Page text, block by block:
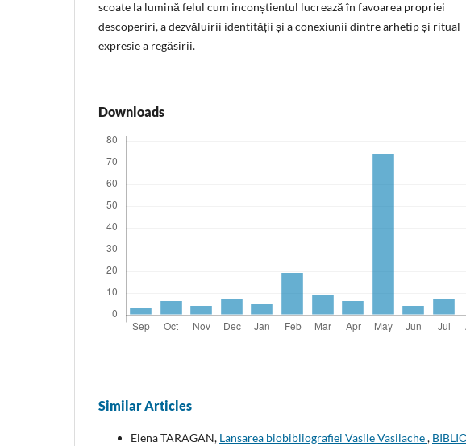
scoate la lumină felul cum inconștientul lucrează în favoarea propriei
descoperiri, a dezvăluirii identității și a conexiunii dintre arhetip și ritual
expresie a regăsirii.
Downloads
Similar Articles
Elena TARAGAN, Lansarea biobibliografiei Vasile Vasilache,